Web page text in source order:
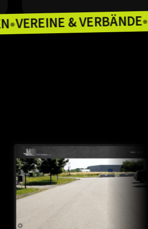
●VEREINE &